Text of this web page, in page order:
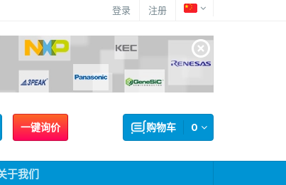
登录 注册
一键询价 0
购物车
于我们